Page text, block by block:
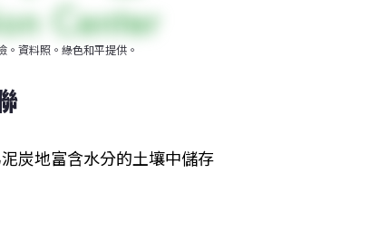
資料照。綠色和平提供。
炭地富含水分的土壤中儲存